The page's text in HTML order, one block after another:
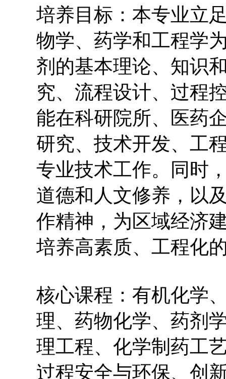
培养目标：本专业立
物学、药学和工程学
剂的基本理论、知识
究、流程设计、过程
能在科研院所、医药
研究、技术开发、工
专业技术工作。同时
道德和人文修养，以
作精神，为区域经济
培养高素质、工程化
核心课程：有机化学
理、药物化学、药剂
理工程、化学制药工
过程安全与环保、创